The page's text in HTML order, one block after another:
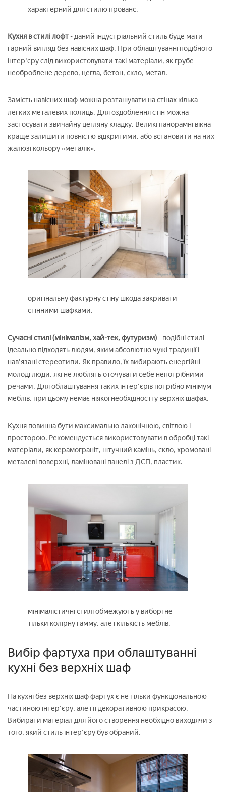
характерний для стилю прованс.
Кухня в стилі лофт - даний індустріальний стиль буде мати
гарний вигляд без навісних шаф. При облаштуванні подібного
інтер'єру слід використовувати такі матеріали, як грубе
необроблене дерево, цегла, бетон, скло, метал.
Замість навісних шаф можна розташувати на стінах кілька
легких металевих полиць. Для оздоблення стін можна
застосувати звичайну цегляну кладку. Великі панорамні вікна
краще залишити повністю відкритими, або встановити на них
жалюзі кольору «металік».
оригінальну фактурну стіну шкода закривати
стінними шафками.
Сучасні стилі (мінімалізм, хай-тек, футуризм) - подібні стилі
ідеально підходять людям, яким абсолютно чужі традиції і
нав'язані стереотипи. Як правило, їх вибирають енергійні
молоді люди, які не люблять оточувати себе непотрібними
речами. Для облаштування таких інтер'єрів потрібно мінімум
меблів, при цьому немає ніякої необхідності у верхніх шафах.
Кухня повинна бути максимально лаконічною, світлою і
просторою. Рекомендується використовувати в обробці такі
матеріали, як керамограніт, штучний камінь, скло, хромовані
металеві поверхні, ламіновані панелі з ДСП, пластик.
мінімалістичні стилі обмежують у виборі не
тільки колірну гамму, але і кількість меблів.
Вибір фартуха при облаштуванні
кухні без верхніх шаф
На кухні без верхніх шаф фартух є не тільки функціональною
частиною інтер'єру, але і її декоративною прикрасою.
Вибирати матеріал для його створення необхідно виходячи з
того, який стиль інтер'єру був обраний.